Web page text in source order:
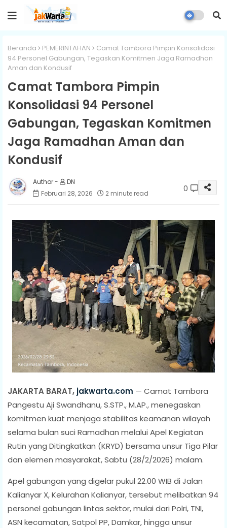
Beranda PEMERINTAHAN
Camat Tambora Pimpin Konsolidasi
94 Personel Gabungan, Tegaskan Komitmen Jaga Ramadhan
Aman dan Kondusif
Camat Tambora Pimpin
Konsolidasi 94 Personel
Gabungan, Tegaskan Komitmen
Jaga Ramadhan Aman dan
Kondusif
DN
Februari 28, 2026
2 minute read 0
JAKARTA BARAT, jakwarta.com — Camat Tambora
Pangestu Aji Swandhanu, S.STP., M.AP., menegaskan
komitmen kuat menjaga stabilitas keamanan wilayah
selama bulan suci Ramadhan melalui Apel Kegiatan
Rutin yang Ditingkatkan (KRYD) bersama unsur Tiga Pilar
dan elemen masyarakat, Sabtu (28/2/2026) malam.
Apel gabungan yang digelar pukul 22.00 WIB di Jalan
Kalianyar X, Kelurahan Kalianyar, tersebut melibatkan 94
personel gabungan lintas sektor, mulai dari Polri, TNI,
ASN kecamatan, Satpol PP, Damkar, hingga unsur